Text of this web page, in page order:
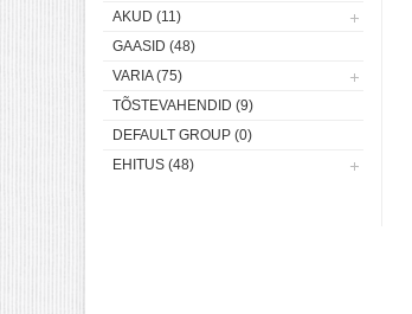
AKUD (11)
GAASID (48)
VARIA (75)
TÕSTEVAHENDID (9)
DEFAULT GROUP (0)
EHITUS (48)